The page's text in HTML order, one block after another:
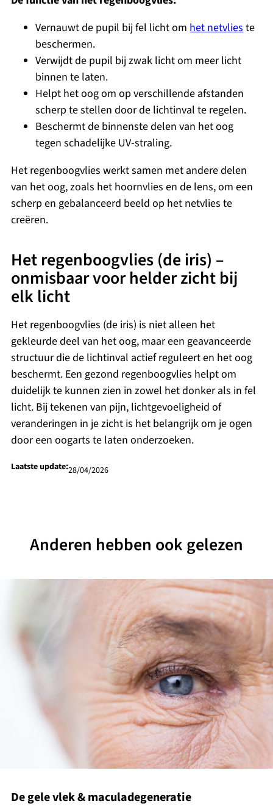
Vernauwt de pupil bij fel licht om het netvlies te
beschermen.
Verwijdt de pupil bij zwak licht om meer licht
binnen te laten.
Helpt het oog om op verschillende afstanden
scherp te stellen door de lichtinval te regelen.
Beschermt de binnenste delen van het oog
tegen schadelijke UV-straling.
Het regenboogvlies werkt samen met andere delen
van het oog, zoals het hoornvlies en de lens, om een
scherp en gebalanceerd beeld op het netvlies te
creëren.
Het regenboogvlies (de iris) –
onmisbaar voor helder zicht bij
elk licht
Het regenboogvlies (de iris) is niet alleen het
gekleurde deel van het oog, maar een geavanceerde
structuur die de lichtinval actief reguleert en het oog
beschermt. Een gezond regenboogvlies helpt om
duidelijk te kunnen zien in zowel het donker als in fel
licht. Bij tekenen van pijn, lichtgevoeligheid of
veranderingen in je zicht is het belangrijk om je ogen
door een oogarts te laten onderzoeken.
Laatste update:28/04/2026
Anderen hebben ook gelezen
De gele vlek & maculadegeneratie